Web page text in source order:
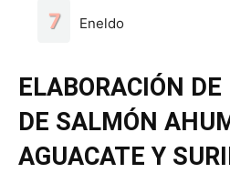
Eneldo
ELABORACIÓN
DE SALMÓN
AGUACATE Y